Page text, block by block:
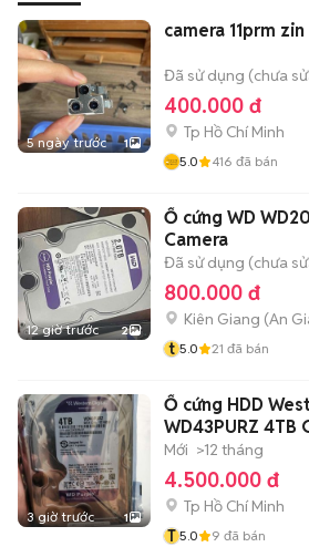
5 ngày trước 1
camera 11prm zin
Đã sử dụng (chưa
400.000 đ
Tp Hồ Chí Minh
5.0 416 đã bán
12 giờ trước 2
Ổ cứng WD
Camera
Đã sử dụng (chưa
800.000 đ
Kiên Giang (An
t 5.0 21 đã bán
3 giờ trước 1
Ổ cứng HDD
WD43PURZ 4TB
Mới >12 tháng
4.500.000 đ
Tp Hồ Chí Minh
T 5.0 9 đã bán